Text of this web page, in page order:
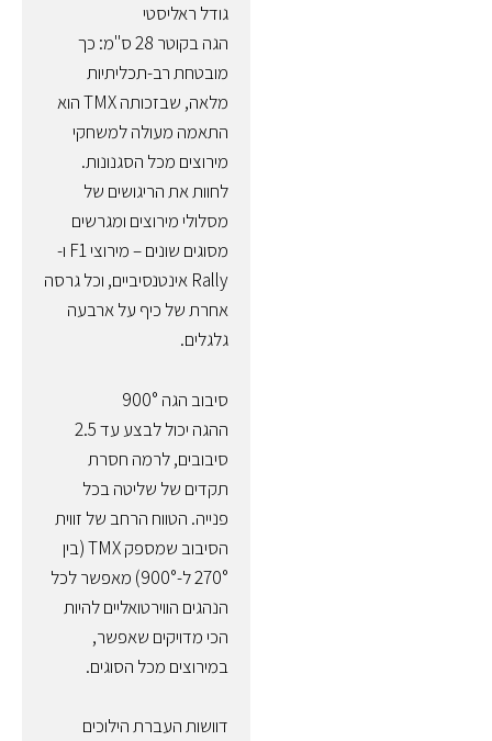
גודל ראליסטי
הגה בקוטר 28 ס"מ: כך
מובטחת רב-תכליתיות
מלאה, שבזכותה TMX הוא
התאמה מעולה למשחקי
מירוצים מכל הסגנונות.
לחוות את הריגושים של
מסלולי מירוצים ומגרשים
מסוגים שונים – מירוצי F1 ו-
Rally אינטנסיביים, וכל גרסה
אחרת של כיף על ארבעה
גלגלים.
סיבוב הגה 900°
ההגה יכול לבצע עד 2.5
סיבובים, לרמה חסרת
תקדים של שליטה בכל
פנייה. הטווח הרחב של זווית
הסיבוב שמספק TMX (בין
270° ל-900°) מאפשר לכל
הנהגים הווירטואליים להיות
הכי מדויקים שאפשר,
במירוצים מכל הסוגים.
דוושות העברת הילוכים